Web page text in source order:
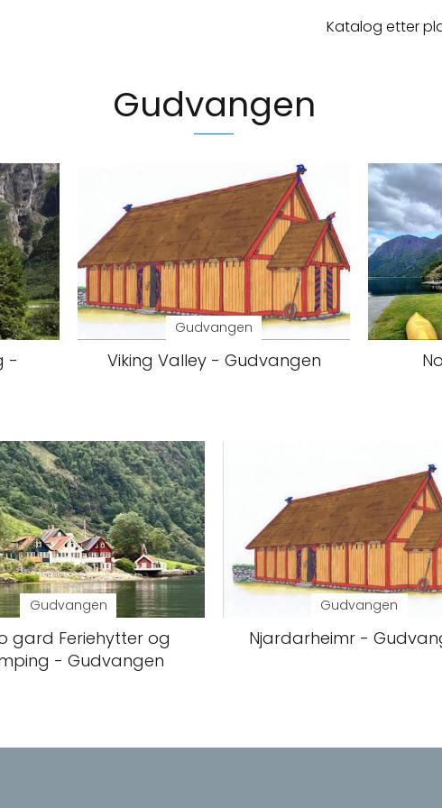
Katalog etter
Gudvangen
-
Gudvangen
Viking Valley - Gudvangen
Gudvangen
gard Feriehytter og
- Gudvangen
Gudvangen
Njardarheimr -